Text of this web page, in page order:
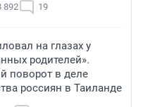
892 19
на глазах у
родителей».
поворот в деле
россиян в Таиланде